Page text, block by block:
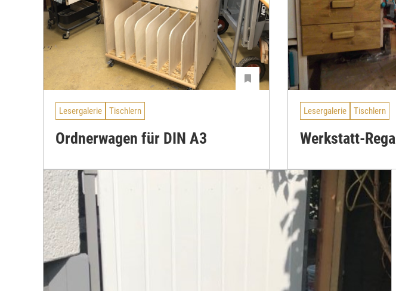
Lesergalerie Tischlern
Ordnerwagen für DIN A3
Lesergalerie Tischlern
Werkstatt-Regal